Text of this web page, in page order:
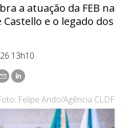
a atuação da FEB na
e o legado dos
13h10
Felipe Ando/Agência CLDF